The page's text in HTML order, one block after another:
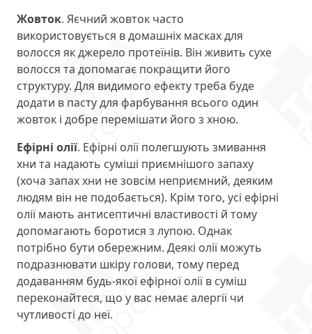
Жовток. Яєчний жовток часто
використовується в домашніх масках для
волосся як джерело протеїнів. Він живить сухе
волосся та допомагає покращити його
структуру. Для видимого ефекту треба буде
додати в пасту для фарбування всього один
жовток і добре перемішати його з хною.
Ефірні олії. Ефірні олії полегшують змивання
хни та надають суміші приємнішого запаху
(хоча запах хни не зовсім неприємний, деяким
людям він не подобається). Крім того, усі ефірні
олії мають антисептичні властивості й тому
допомагають боротися з лупою. Однак
потрібно бути обережним. Деякі олії можуть
подразнювати шкіру голови, тому перед
додаванням будь-якої ефірної олії в суміш
переконайтеся, що у вас немає алергії чи
чутливості до неї.